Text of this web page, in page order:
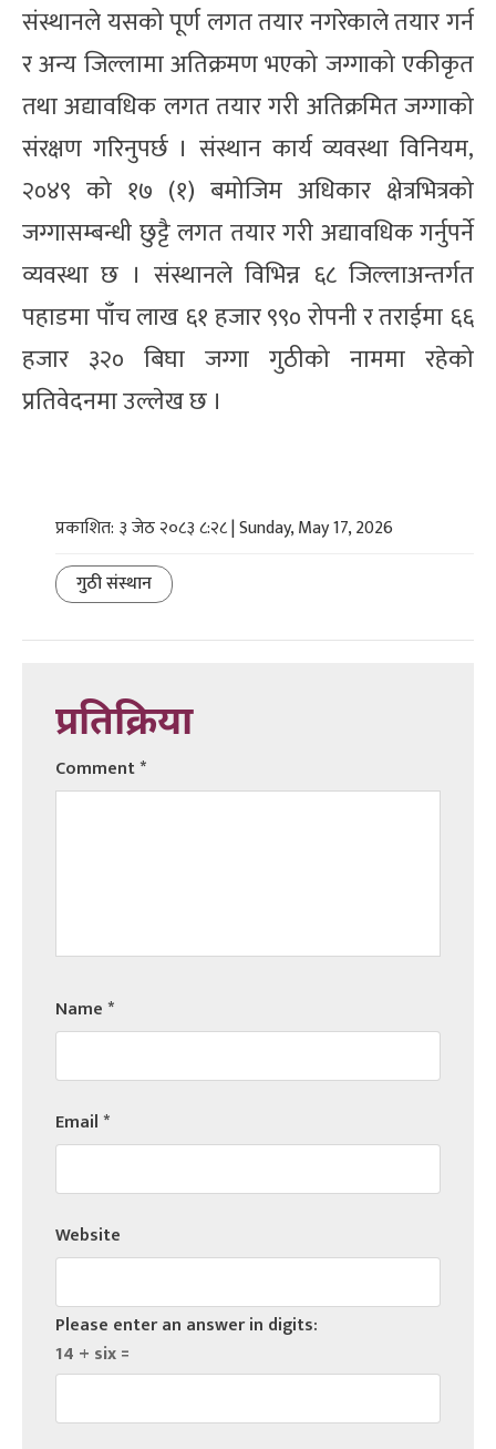
संस्थानले यसको पूर्ण लगत तयार नगरेकाले तयार गर्न
र अन्य जिल्लामा अतिक्रमण भएको जग्गाको एकीकृत
तथा अद्यावधिक लगत तयार गरी अतिक्रमित जग्गाको
संरक्षण गरिनुपर्छ । संस्थान कार्य व्यवस्था विनियम,
२०४९ को १७ (१) बमोजिम अधिकार क्षेत्रभित्रको
जग्गासम्बन्धी छुट्टै लगत तयार गरी अद्यावधिक गर्नुपर्ने
व्यवस्था छ । संस्थानले विभिन्न ६८ जिल्लाअन्तर्गत
पहाडमा पाँच लाख ६१ हजार ९९० रोपनी र तराईमा ६६
हजार ३२० बिघा जग्गा गुठीको नाममा रहेको
प्रतिवेदनमा उल्लेख छ ।
प्रकाशित: ३ जेठ २०८३ ८:२८ | Sunday, May 17, 2026
गुठी संस्थान
प्रतिक्रिया
Comment*
Name*
Email*
Website
Please enter an answer in digits:
14 + six =